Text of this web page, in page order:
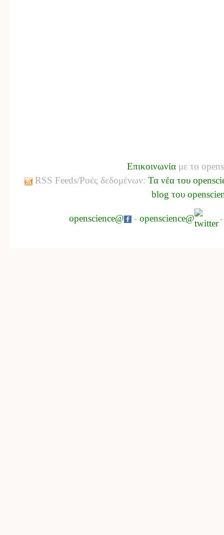
Επικοινωνία με το
RSS Feeds/Ροές δεδομένων: Τα νέα του
blog του
openscience@ - openscience@